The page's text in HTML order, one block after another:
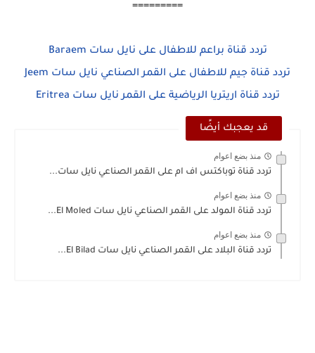
=========
تردد قناة براعم للاطفال على نايل سات Baraem
تردد قناة جيم للاطفال على القمر الصناعي نايل سات Jeem
تردد قناة اريتريا الرياضية على القمر نايل سات Eritrea
قد يعجبك أيضًا
منذ بضع اعوام
تردد قناة توباكتس اف ام على القمر الصناعي نايل سات...
منذ بضع اعوام
تردد قناة المولد على القمر الصناعي نايل سات El Moled...
منذ بضع اعوام
تردد قناة البلاد على القمر الصناعي نايل سات El Bilad...